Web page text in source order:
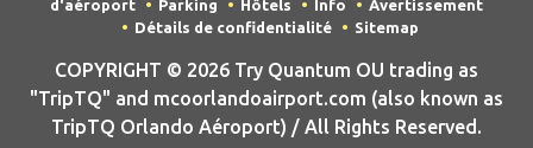
d'aéroport
Parking Hôtels Info
Avertissement
Détails de confidentialité
Sitemap
COPYRIGHT © 2026 Try Quantum OU trading as
"TripTQ" and mcoorlandoairport.com (also known as
TripTQ Orlando Aéroport) / All Rights Reserved.